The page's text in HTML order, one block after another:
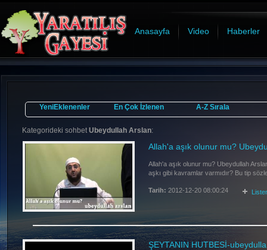
Anasayfa Video Haberler
YeniEklenenler En Çok İzlenen A-Z Sırala
Kategorideki sohbetUbeydullah Arslan:
Allah'a aşık olunur mu?
Allah'a aşık olunur mu? Ubeydullah
aşkı gibi kavramlar varmıdır? Bu tip
Tarih: 2012-12-20 08:00:24
ŞEYTANIN HUTBESİ-